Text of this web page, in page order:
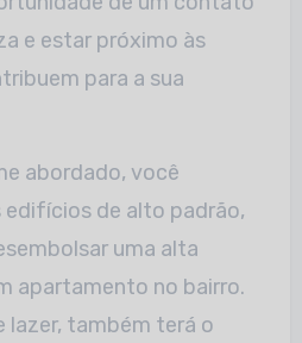
e estar próximo às
para a sua
abordado, você
de alto padrão,
uma alta
apartamento no bairro.
lazer, também terá o